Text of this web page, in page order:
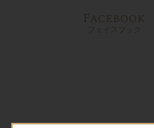
Facebook
フェイスブック